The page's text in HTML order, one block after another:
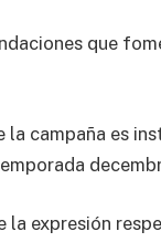
que
campaña es
la expresión